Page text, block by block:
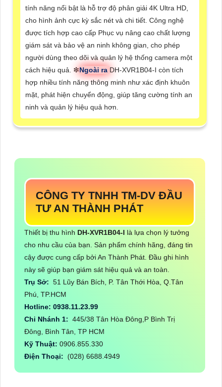
tính năng nổi bật là hỗ trợ độ phân giải 4K Ultra HD,
cho hình ảnh cực kỳ sắc nét và chi tiết. Công nghệ
được tích hợp cao cấp Phục vụ nâng cao chất lượng
giám sát và bảo vệ an ninh không gian, cho phép
người dùng theo dõi và quản lý hệ thống camera một
cách hiệu quả. ❇Ngoài ra DH-XVR1B04-I còn tích
hợp nhiều tính năng thông minh như xác định khuôn
mặt, phát hiện chuyển động, giúp tăng cường tính an
ninh và quản lý hiệu quả hơn.
CÔNG TY TNHH TM-DV ĐẦU
TƯ AN THÀNH PHÁT
Thiết bị thu hình DH-XVR1B04-I là lựa chọn lý tưởng
cho nhu cầu của bạn. Sản phẩm chính hãng, đáng tin
cậy được cung cấp bởi An Thành Phát. Đầu ghi hình
này sẽ giúp bạn giám sát hiệu quả và an toàn.
Trụ Sở: 51 Lũy Bán Bích, P. Tân Thới Hòa, Q.Tân
Phú, TP.HCM
Hotline: 0938.11.23.99
Chi Nhánh 1: 445/38 Tân Hòa Đông,P Bình Trị
Đông, Bình Tân, TP HCM
Kỹ Thuật: 0906.855.330
Điện Thoại: (028) 6688.4949